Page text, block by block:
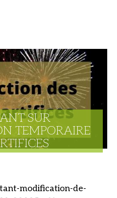
SUR
TEMPORAIRE
modification-de-